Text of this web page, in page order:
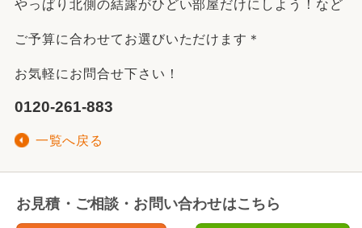
やっぱり北側の結露がひどい部屋だけにしよう！など
ご予算に合わせてお選びいただけます＊
お気軽にお問合せ下さい！
0120-261-883
一覧へ戻る
お見積・ご相談・お問い合わせはこちら